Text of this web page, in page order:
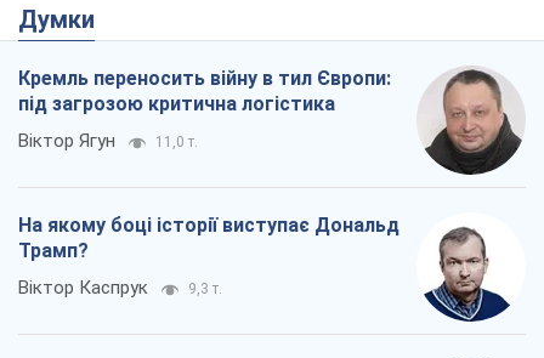
Думки
Кремль переносить війну в тил Європи:
під загрозою критична логістика
Віктор Ягун 11,0 т.
На якому боці історії виступає Дональд
Трамп?
Віктор Каспрук 9,3 т.